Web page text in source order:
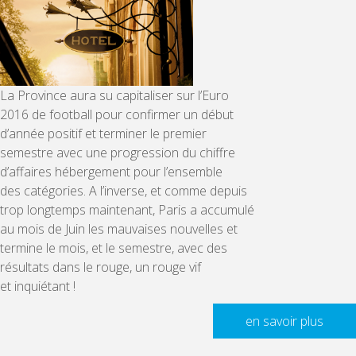
La Province aura su capitaliser sur l’Euro
2016 de football pour confirmer un début
d’année positif et terminer le premier
semestre avec une progression du chiffre
d’affaires hébergement pour l’ensemble
des catégories. A l’inverse, et comme depuis
trop longtemps maintenant, Paris a accumulé
au mois de Juin les mauvaises nouvelles et
termine le mois, et le semestre, avec des
résultats dans le rouge, un rouge vif
et inquiétant !
en savoir plus